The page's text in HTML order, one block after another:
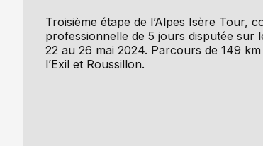
Troisième étape de l’Alpes Isère Tour,
professionnelle de 5 jours disputée sur
22 au 26 mai 2024. Parcours de 149
l’Exil et Roussillon.